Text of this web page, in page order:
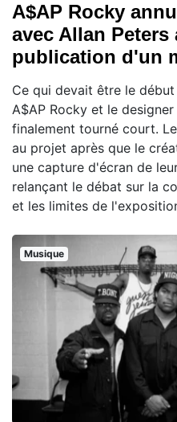
A$AP Rocky
avec Allan Peters
publication d'un
Ce qui devait être le
A$AP Rocky et le
finalement tourné court.
au projet après que le
une capture d'écran de
relançant le débat sur la
et les limites de
Musique